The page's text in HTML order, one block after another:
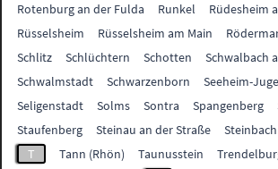
Rotenburg an der Fulda
Runkel
Rüdesheim
Rüsselsheim
Rüsselsheim am Main
Schlitz
Schlüchtern Schotten
Schwalbach
Schwalmstadt
Schwarzenborn
Seeheim-
Seligenstadt
Solms Sontra Spangenberg
Staufenberg
Steinau an der Straße
T
Tann (Rhön) Taunusstein